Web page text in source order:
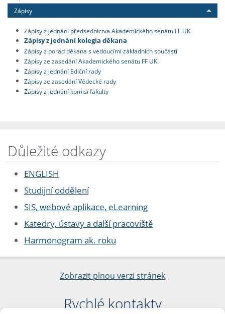
Zápisy
Zápisy z jednání předsednictva Akademického senátu FF UK
Zápisy z jednání kolegia děkana
Zápisy z porad děkana s vedoucími základních součástí
Zápisy ze zasedání Akademického senátu FF UK
Zápisy z jednání Ediční rady
Zápisy ze zasedání Vědecké rady
Zápisy z jednání komisí fakulty
Důležité odkazy
ENGLISH
Studijní oddělení
SIS, webové aplikace, eLearning
Katedry, ústavy a další pracoviště
Harmonogram ak. roku
Zobrazit plnou verzi stránek
Rychlé kontakty